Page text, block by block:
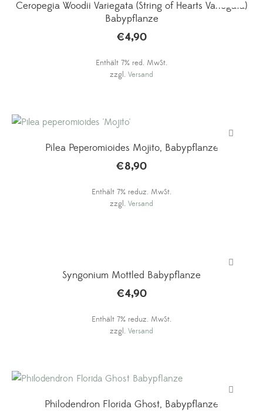
Ceropegia Woodii Variegata (String of Hearts Variegata)
Babypflanze
€4,90
Enthält 7% red. MwSt.
zzgl. Versand
Pilea Peperomioides Mojito, Babypflanze
€8,90
Enthält 7% reduz. MwSt.
zzgl. Versand
Syngonium Mottled Babypflanze
€4,90
Enthält 7% reduz. MwSt.
zzgl. Versand
Philodendron Florida Ghost, Babypflanze